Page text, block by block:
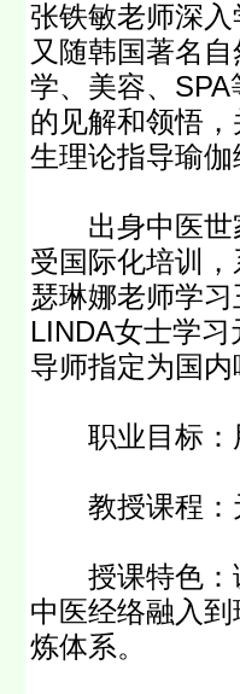
张铁敏老师深
又随韩国著名
学、美容、
的见解和领悟
生理论指导瑜
出身中医世家
受国际化培训
瑟琳娜老师学
LINDA女士学
导师指定为国内
职业目标：
教授课程：
授课特色：课
中医经络融入
炼体系。